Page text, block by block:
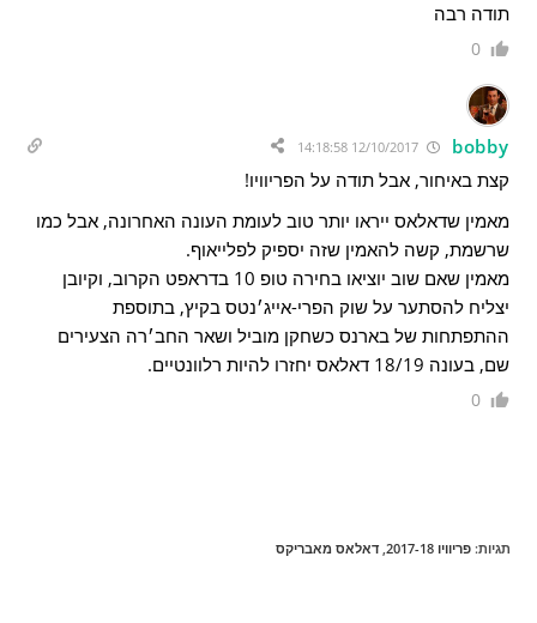
תודה רבה
0
bobby
קצת באיחור, אבל תודה על הפריוויו!
מאמין שדאלאס ייראו יותר טוב לעומת העונה האחרונה, אבל כמו
שרשמת, קשה להאמין שזה יספיק לפלייאוף.
מאמין שאם שוב יוציאו בחירה טופ 10 בדראפט הקרוב, וקיובן
יצליח להסתער על שוק הפרי-אייג׳נטס בקיץ, בתוספת
ההתפתחות של בארנס כשחקן מוביל ושאר החב׳רה הצעירים
שם, בעונה 18/19 דאלאס יחזרו להיות רלוונטיים.
0
תגיות:פריוויו 2017-18 , דאלאס מאבריקס